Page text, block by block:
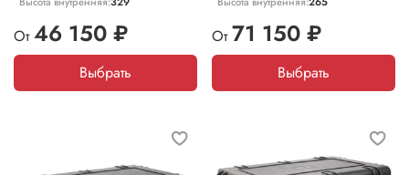
От 46 150 ₽
Выбрать
От 71 150 ₽
Выбрать